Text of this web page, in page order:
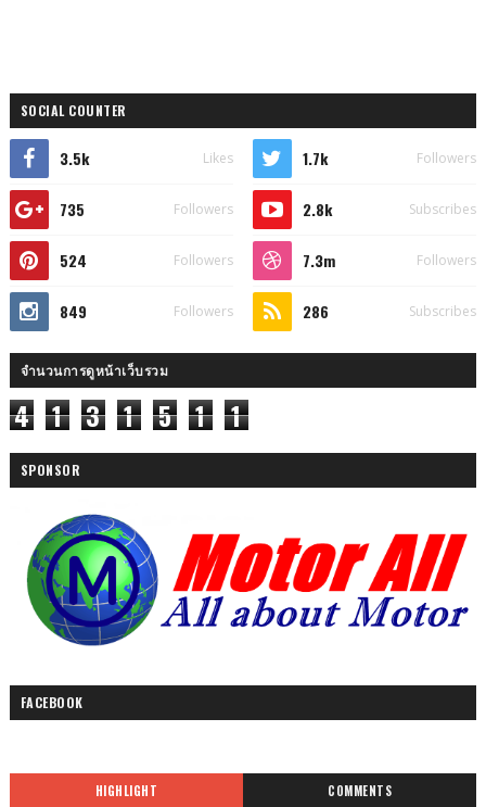
SOCIAL COUNTER
3.5k Likes 1.7k Followers
735 Followers 2.8k Subscribes
524 Followers 7.3m Followers
849 Followers 286 Subscribes
จำนวนการดูหน้าเว็บรวม
4 1 3 1 5 1 1
SPONSOR
FACEBOOK
HIGHLIGHT COMMENTS